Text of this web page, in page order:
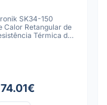
SK34-150
Calor Retangular de
Térmica de